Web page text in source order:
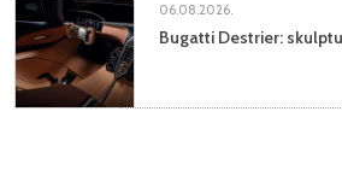
06.08.2026.
Bugatti Destrier: